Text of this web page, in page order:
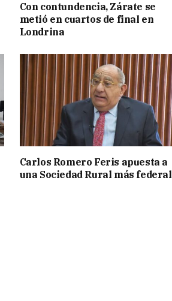
Con contundencia, Zárate se
metió en cuartos de final en
Londrina
Carlos Romero Feris apuesta a
una Sociedad Rural más federal